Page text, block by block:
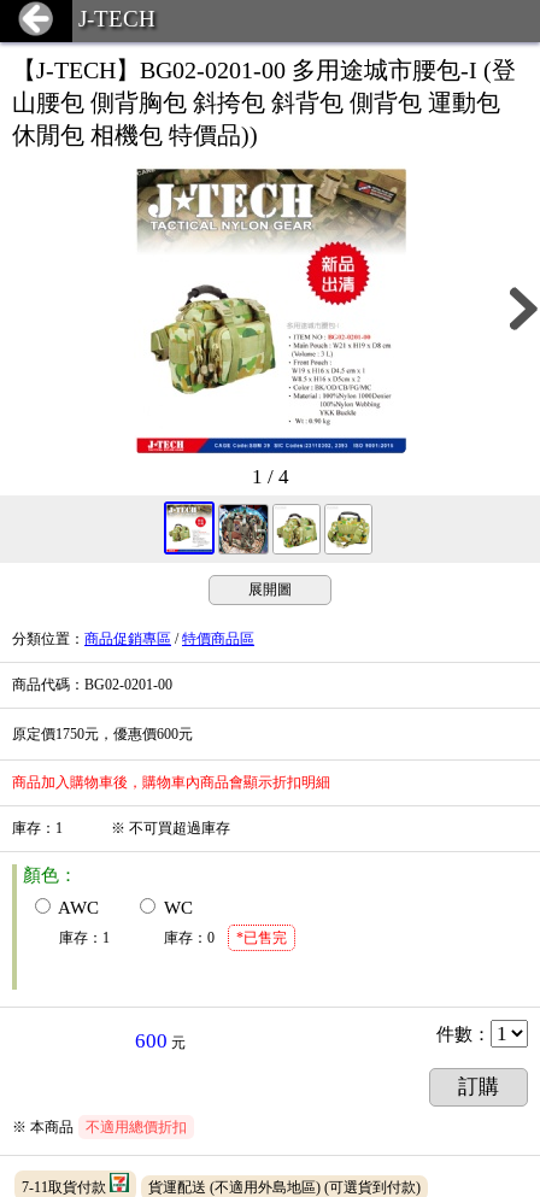
J-TECH
【J-TECH】BG02-0201-00 多用途城市腰包-I (登
山腰包 側背胸包 斜挎包 斜背包 側背包 運動包
休閒包 相機包 特價品))
1 / 4
展開圖
分類位置 ： 商品促銷專區 /特價商品區
商品代碼 ：BG02-0201-00
原定價1750元，優惠價600元
商品加入購物車後，購物車內商品會顯示折扣明細
庫存 ： 1 ※ 不可買超過庫存
顏色：
AWC
庫存 ： 1
WC
庫存 ： 0 *已售完
600 元 件數 ：
訂購
※ 本商品 不適用總價折扣
7-11取貨付款 貨運配送 (不適用外島地區) (可選貨到付款)